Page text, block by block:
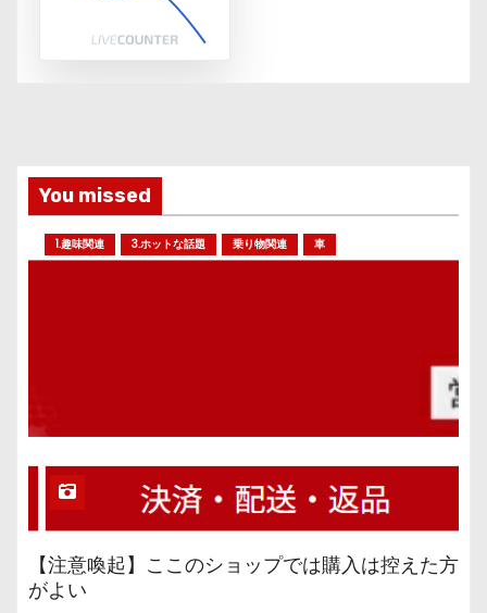
You missed
1.趣味関連 3.ホットな話題 乗り物関連 車
【注意喚起】ここのショップでは購入は控えた方
がよい